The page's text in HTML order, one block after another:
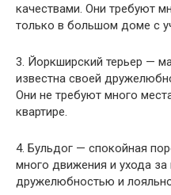
качествами. Они требуют
только в большом доме с
3. Йоркширский терьер —
известна своей
Они не требуют много
квартире.
4. Бульдог — спокойная
много движения и ухода
дружелюбностью и